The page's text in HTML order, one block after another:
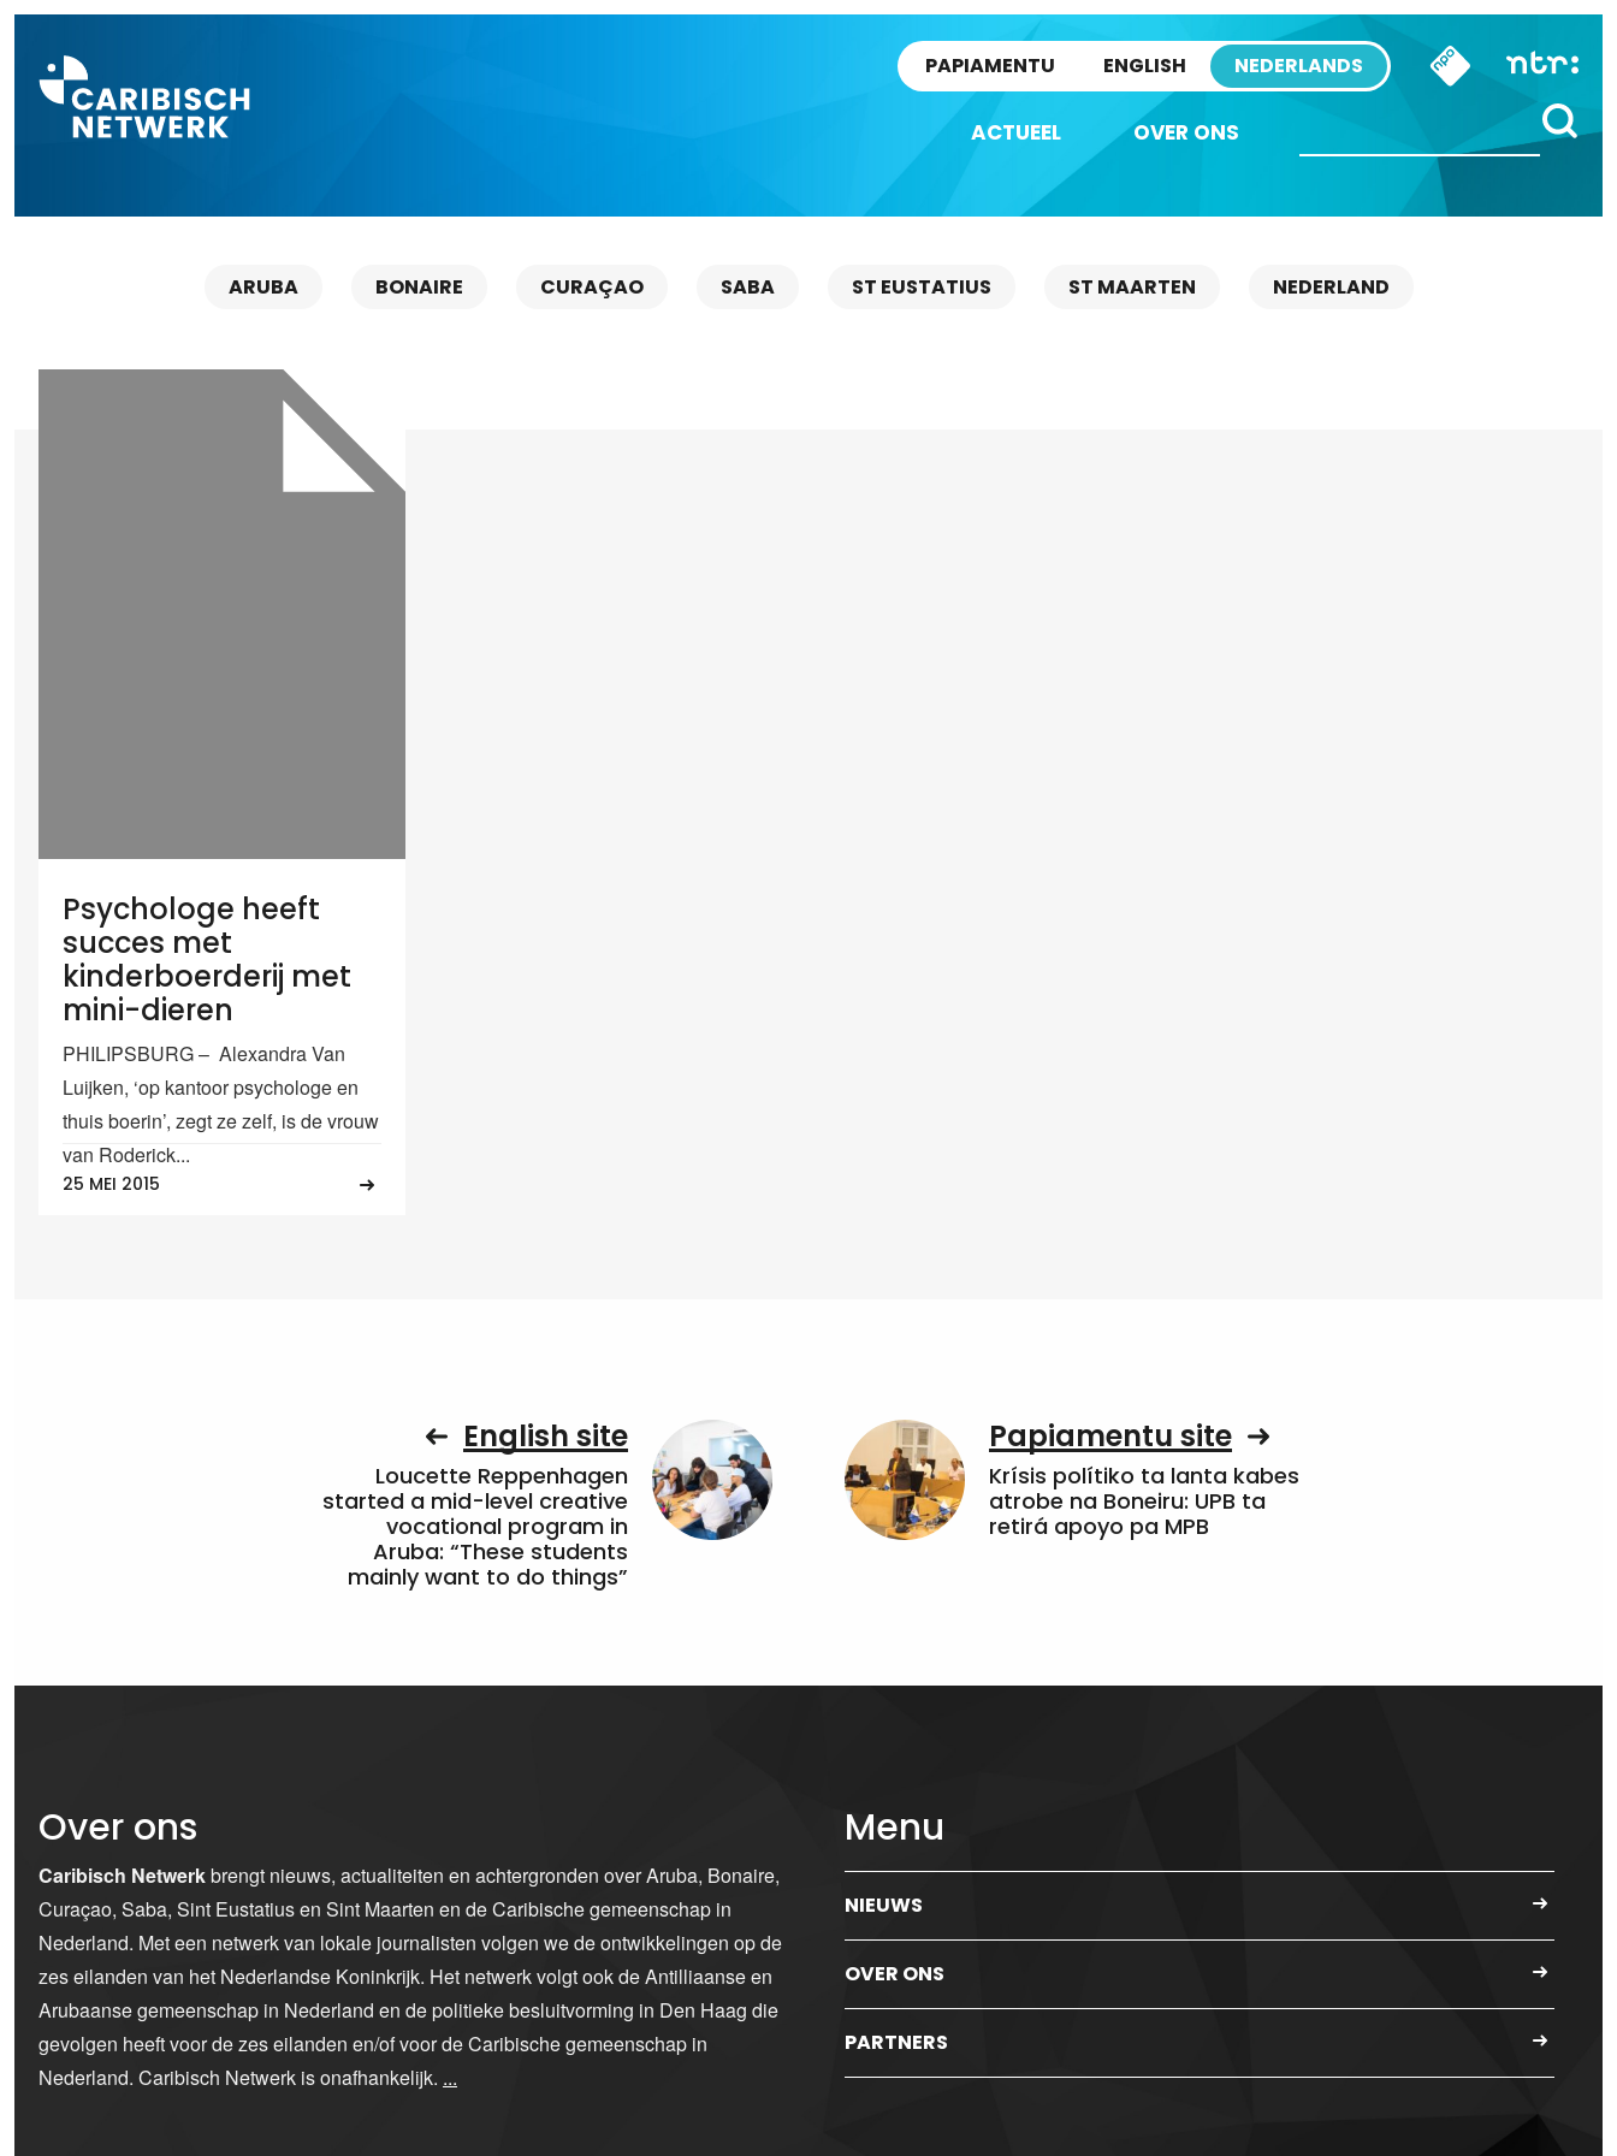
PAPIAMENTU ENGLISH NEDERLANDS
ACTUEEL OVER ONS
ARUBA BONAIRE CURAÇAO SABA ST EUSTATIUS ST MAARTEN NEDERLAND
Psychologe heeft
succes met
kinderboerderij met
mini-dieren
PHILIPSBURG – Alexandra Van
Luijken, ‘op kantoor psychologe en
thuis boerin’, zegt ze zelf, is de vrouw
van Roderick...
25 MEI 2015
English site
Loucette Reppenhagen
started a mid-level creative
vocational program in
Aruba: “These students
mainly want to do things”
Papiamentu site
Krísis polítiko ta lanta kabes
atrobe na Boneiru: UPB ta
retirá apoyo pa MPB
Over ons
Caribisch Netwerkbrengt nieuws, actualiteiten en achtergronden over Aruba, Bonaire,
Curaçao, Saba, Sint Eustatius en Sint Maarten en de Caribische gemeenschap in
Nederland. Met een netwerk van lokale journalisten volgen we de ontwikkelingen op de
zes eilanden van het Nederlandse Koninkrijk. Het netwerk volgt ook de Antilliaanse en
Arubaanse gemeenschap in Nederland en de politieke besluitvorming in Den Haag die
gevolgen heeft voor de zes eilanden en/of voor de Caribische gemeenschap in
Nederland. Caribisch Netwerk is onafhankelijk. ...
Menu
NIEUWS
OVER ONS
PARTNERS